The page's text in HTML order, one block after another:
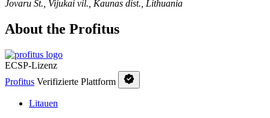
Jovaru St., Vijukai vil., Kaunas dist., Lithuania
About the Profitus
ECSP-Lizenz
Profitus Verifizierte Plattform
Litauen